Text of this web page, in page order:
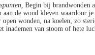
Begin bij brandwonden
de wond kleven waardoor je
wonden, na koelen, zo
van stoom of hete